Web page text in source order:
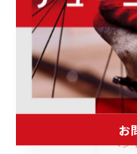
ベン
お